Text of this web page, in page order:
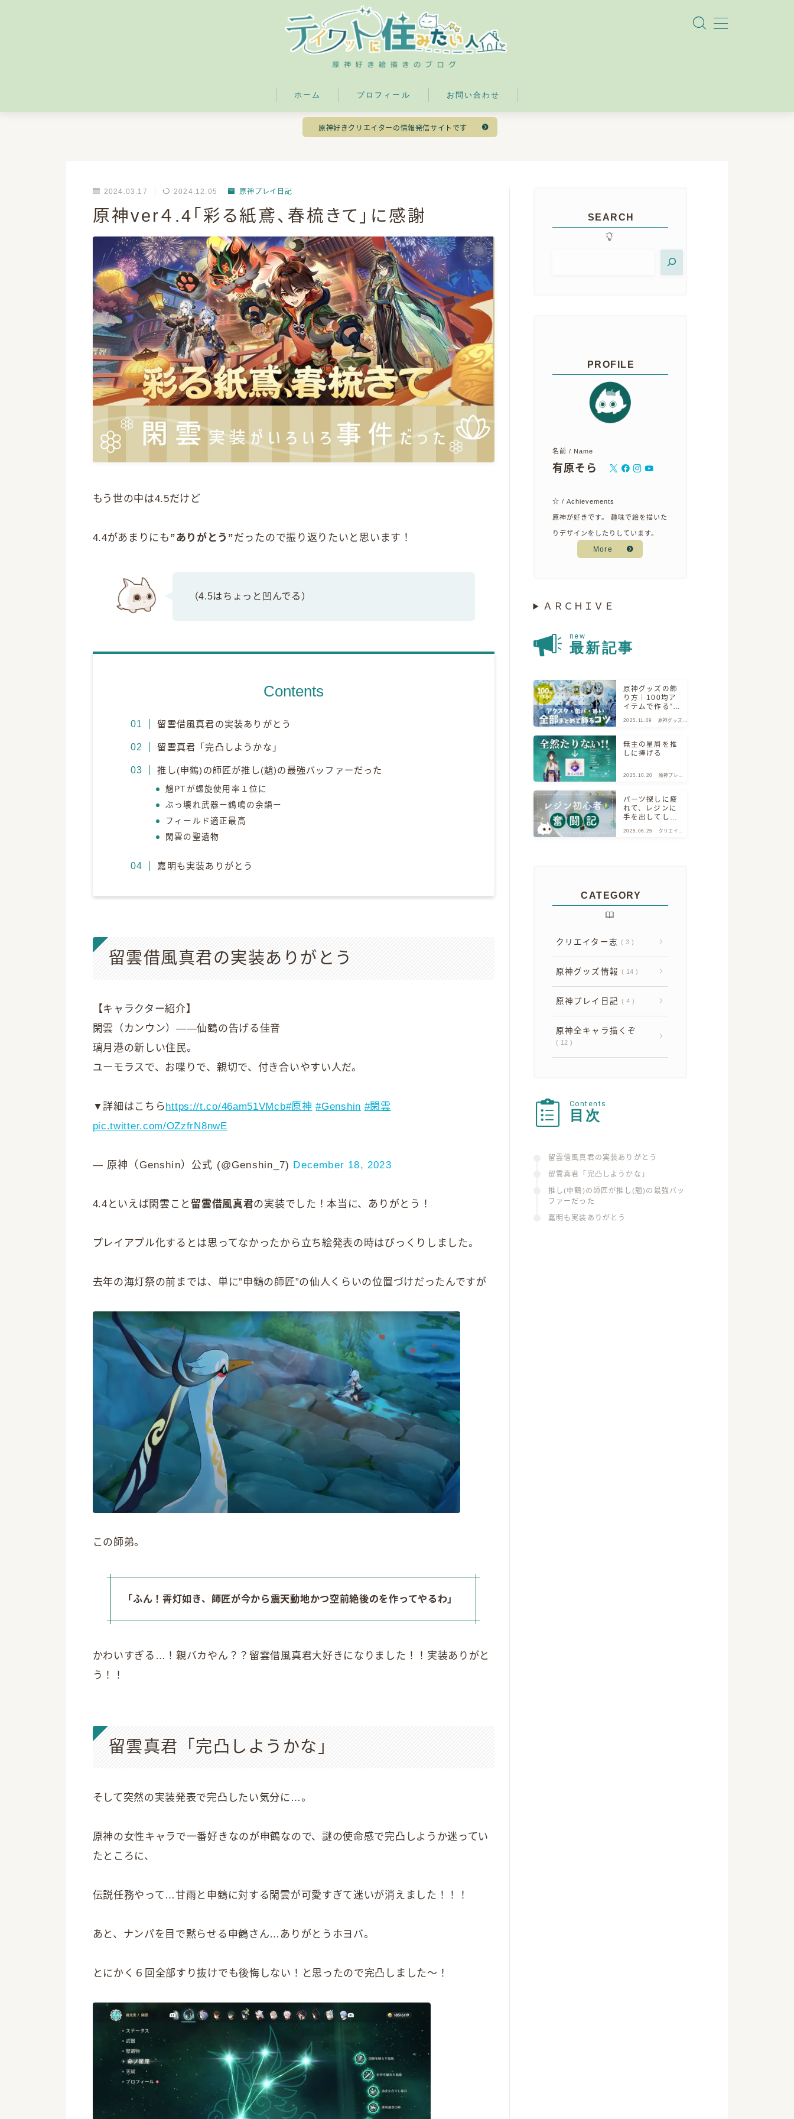
ホーム プロフィール お問い合わせ
ホーム
目次
CATEGORY
クリエイター志 3
原神グッズ情報 14
原神プレイ日記 4
原神全キャラ描くぞ 12
原神好きクリエイターの情報発信サイトです
2024.03.17 2024.12.05 原神プレイ日記
原神ver４.4「彩る紙鳶、春梳きて」に感謝
もう世の中は4.5だけど
4.4があまりにも ”ありがとう”だったので振り返りたいと思います！
（4.5はちょっと凹んでる）
Contents
留雲借風真君の実装ありがとう
留雲真君「完凸しようかな」
推し(申鶴)の師匠が推し(魈)の最強バッファーだった
魈PTが螺旋使用率１位に
ぶっ壊れ武器ー鶴鳴の余韻ー
フィールド適正最高
閑雲の聖遺物
嘉明も実装ありがとう
留雲借風真君の実装ありがとう
【キャラクター紹介】
閑雲（カンウン）——仙鶴の告げる佳音
璃月港の新しい住民。
ユーモラスで、お喋りで、親切で、付き合いやすい人だ。
▼詳細はこちら https://t.co/46am51VMcb#原神 #Genshin #閑雲
pic.twitter.com/OZzfrN8nwE
— 原神（Genshin）公式 (@Genshin_7) December 18, 2023
4.4といえば閑雲こと留雲借風真君の実装でした！本当に、ありがとう！
プレイアプル化するとは思ってなかったから立ち絵発表の時はびっくりしました。
去年の海灯祭の前までは、単に”申鶴の師匠”の仙人くらいの位置づけだったんですが
この師弟。
「ふん！霄灯如き、師匠が今から震天動地かつ空前絶後のを作ってやるわ」
かわいすぎる…！親バカやん？？留雲借風真君大好きになりました！！実装ありがと
う！！
留雲真君「完凸しようかな」
そして突然の実装発表で完凸したい気分に…。
原神の女性キャラで一番好きなのが申鶴なので、謎の使命感で完凸しようか迷ってい
たところに、
伝説任務やって…甘雨と申鶴に対する閑雲が可愛すぎて迷いが消えました！！！
あと、ナンパを目で黙らせる申鶴さん…ありがとうホヨバ。
とにかく６回全部すり抜けでも後悔しない！と思ったので完凸しました～！
SEARCH
PROFILE
名前 / Name
有原そら
☆ / Achievements
原神が好きです。 趣味で絵を描いた
りデザインをしたりしています。
More
ＡＲＣＨＩＶＥ
new
最新記事
原神グッズの飾
り方｜100均ア
イテムで作る“推
2025.11.09
原神グッズ情
無主の星屑を推
しに捧げる
2025.10.20
原神プレイ
パーツ探しに疲
れて、レジンに
手を出してしま
2025.06.25
クリエイタ
CATEGORY
クリエイター志 3
原神グッズ情報 14
原神プレイ日記 4
原神全キャラ描くぞ
12
Contents
目次
留雲借風真君の実装ありがとう
留雲真君「完凸しようかな」
推し(申鶴)の師匠が推し(魈)の最強バッ
ファーだった
嘉明も実装ありがとう